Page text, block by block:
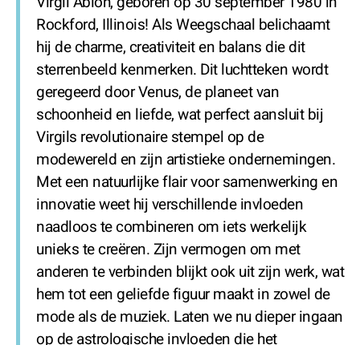
Rockford, Illinois! Als Weegschaal belichaamt
hij de charme, creativiteit en balans die dit
sterrenbeeld kenmerken. Dit luchtteken wordt
geregeerd door Venus, de planeet van
schoonheid en liefde, wat perfect aansluit bij
Virgils revolutionaire stempel op de
modewereld en zijn artistieke ondernemingen.
Met een natuurlijke flair voor samenwerking en
innovatie weet hij verschillende invloeden
naadloos te combineren om iets werkelijk
unieks te creëren. Zijn vermogen om met
anderen te verbinden blijkt ook uit zijn werk, wat
hem tot een geliefde figuur maakt in zowel de
mode als de muziek. Laten we nu dieper ingaan
op de astrologische invloeden die het